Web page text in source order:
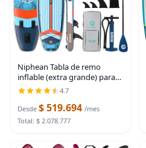
Niphean Tabla de remo
inflable (extra grande) para
2+1 personas/familia,
capacidad de 500 libras, tabla
de remo con accesorios de
SUP, tabla de remo
4.7
Desde $ 519.694 /mes
Total: $ 2.078.777